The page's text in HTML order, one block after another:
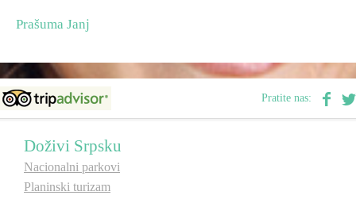
Foto
Video
E-Brochure
Otkrij Srpsku
Prašuma Janj
Pratite nas:
Doživi Srpsku
Nacionalni parkovi
Planinski turizam